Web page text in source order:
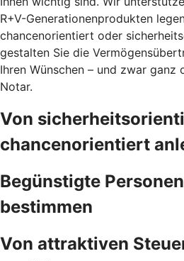
R+V-Generationenprodukten
chancenorientiert oder
gestalten Sie die
Ihren Wünschen – und zwar ganz
Notar.
Von
chancenorientiert
Begünstigte
bestimmen
Von attraktiven